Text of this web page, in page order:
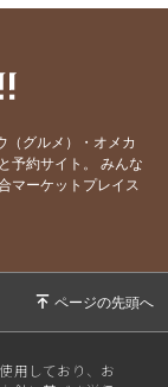
ジ！
戦 観戦会 開
（グルメ）・オメカ
予約サイト。
みんな
マーケットプレイス
用しており、お